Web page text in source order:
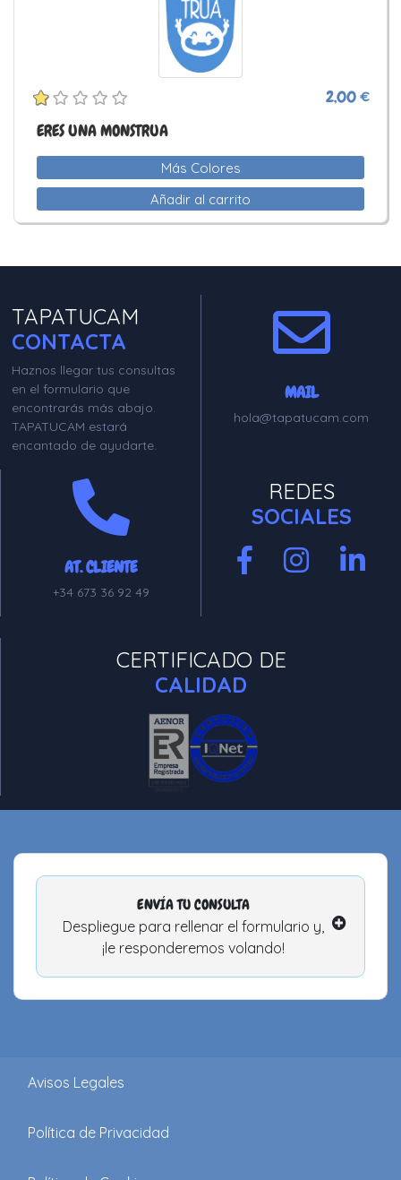
2,00 €
ERES UNA MONSTRUA
Más Colores
Añadir al carrito
TAPATUCAM
CONTACTA
Haznos llegar tus consultas
en el formulario que
encontrarás más abajo.
TAPATUCAM estará
encantado de ayudarte.
MAIL
hola@tapatucam.com
AT. CLIENTE
+34 673 36 92 49
REDES
SOCIALES
CERTIFICADO DE
CALIDAD
ENVÍA TU CONSULTA
Despliegue para rellenar el formulario y,
¡le responderemos volando!
Avisos Legales
Política de Privacidad